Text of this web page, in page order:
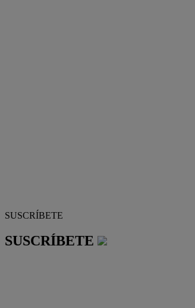
SUSCRÍBETE
SUSCRÍBETE